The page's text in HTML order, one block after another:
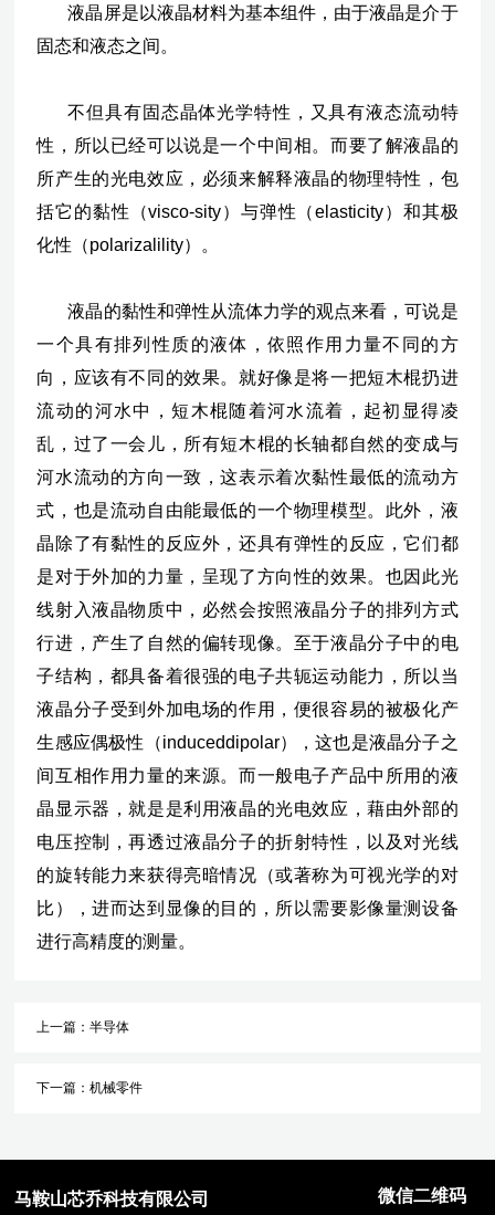
液晶屏是以液晶材料为基本组件，由于液晶是介于
固态和液态之间。
不但具有固态晶体光学特性，又具有液态流动特
性，所以已经可以说是一个中间相。而要了解液晶的
所产生的光电效应，必须来解释液晶的物理特性，包
括它的黏性（visco-sity）与弹性（elasticity）和其极
化性（polarizalility）。
液晶的黏性和弹性从流体力学的观点来看，可说是
一个具有排列性质的液体，依照作用力量不同的方
向，应该有不同的效果。就好像是将一把短木棍扔进
流动的河水中，短木棍随着河水流着，起初显得凌
乱，过了一会儿，所有短木棍的长轴都自然的变成与
河水流动的方向一致，这表示着次黏性最低的流动方
式，也是流动自由能最低的一个物理模型。此外，液
晶除了有黏性的反应外，还具有弹性的反应，它们都
是对于外加的力量，呈现了方向性的效果。也因此光
线射入液晶物质中，必然会按照液晶分子的排列方式
行进，产生了自然的偏转现像。至于液晶分子中的电
子结构，都具备着很强的电子共轭运动能力，所以当
液晶分子受到外加电场的作用，便很容易的被极化产
生感应偶极性（induceddipolar），这也是液晶分子之
间互相作用力量的来源。而一般电子产品中所用的液
晶显示器，就是是利用液晶的光电效应，藉由外部的
电压控制，再透过液晶分子的折射特性，以及对光线
的旋转能力来获得亮暗情况（或著称为可视光学的对
比），进而达到显像的目的，所以需要影像量测设备
进行高精度的测量。
上一篇：半导体
下一篇：机械零件
马鞍山芯乔科技有限公司 微信二维码